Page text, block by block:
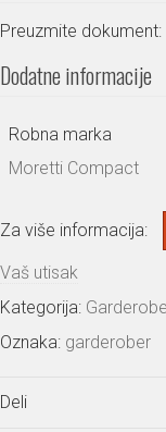
Preuzmite dokument:
Dodatne informacije
Robna marka
Moretti Compact
Za više informacija:
Vaš utisak
Kategorija:
Oznaka: garderober
Deli